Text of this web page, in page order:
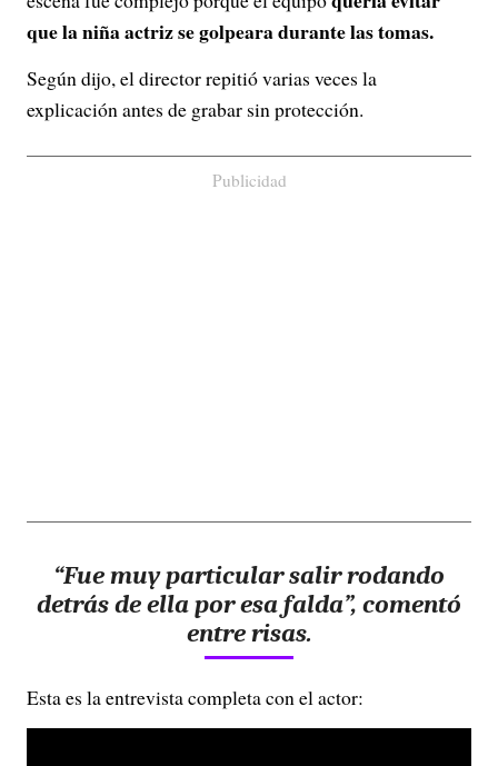
que la niña actriz se golpeara durante las tomas.
Según dijo, el director repitió varias veces la
explicación antes de grabar sin protección.
Publicidad
“Fue muy particular salir rodando
detrás de ella por esa falda”, comentó
entre risas.
Esta es la entrevista completa con el actor: